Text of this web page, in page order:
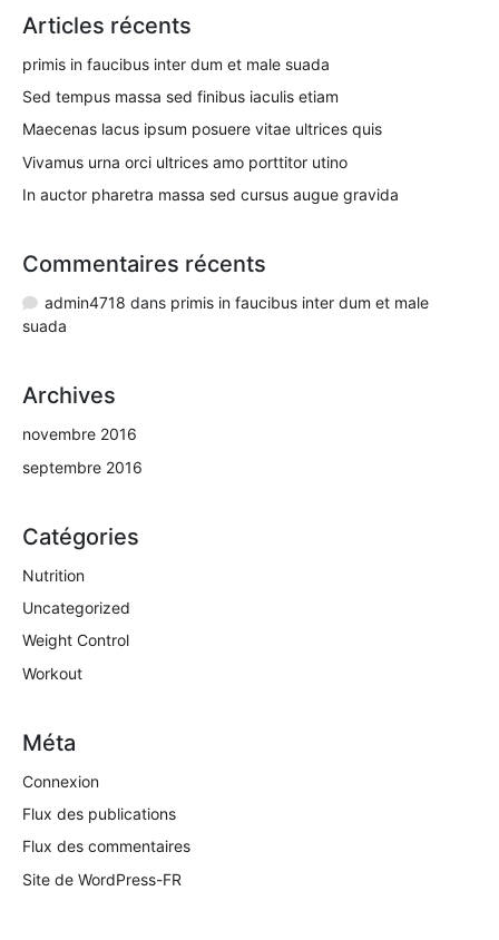
Articles récents
primis in faucibus inter dum et male suada
Sed tempus massa sed finibus iaculis etiam
Maecenas lacus ipsum posuere vitae ultrices quis
Vivamus urna orci ultrices amo porttitor utino
In auctor pharetra massa sed cursus augue gravida
Commentaires récents
admin4718 dans primis in faucibus inter dum et male
suada
Archives
novembre 2016
septembre 2016
Catégories
Nutrition
Uncategorized
Weight Control
Workout
Méta
Connexion
Flux des publications
Flux des commentaires
Site de WordPress-FR